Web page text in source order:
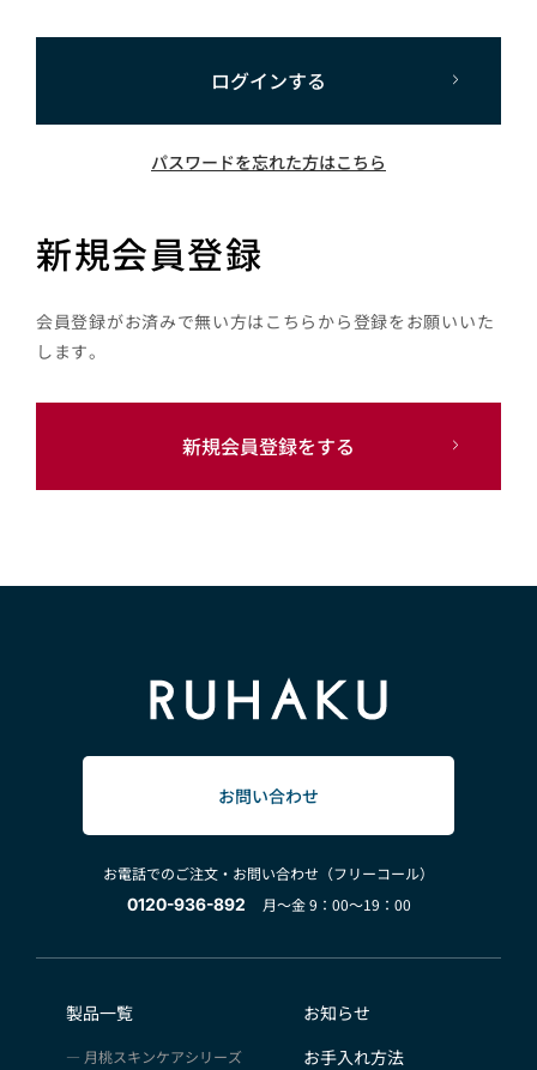
ログインする
パスワードを忘れた方はこちら
新規会員登録
会員登録がお済みで無い方はこちらから登録をお願いいた
します。
新規会員登録をする
お問い合わせ
お電話でのご注文・お問い合わせ（フリーコール）
0120-936-892
月～金 9：00～19：00
製品一覧
月桃スキンケアシリーズ
お知らせ
お手入れ方法